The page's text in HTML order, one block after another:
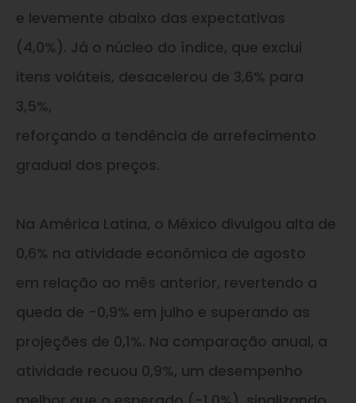
e levemente abaixo das expectativas
(4,0%). Já o núcleo do índice, que exclui
itens voláteis, desacelerou de 3,6% para
3,5%,
reforçando a tendência de arrefecimento
gradual dos preços.
Na América Latina, o México divulgou alta de
0,6% na atividade econômica de agosto
em relação ao mês anterior, revertendo a
queda de -0,9% em julho e superando as
projeções de 0,1%. Na comparação anual, a
atividade recuou 0,9%, um desempenho